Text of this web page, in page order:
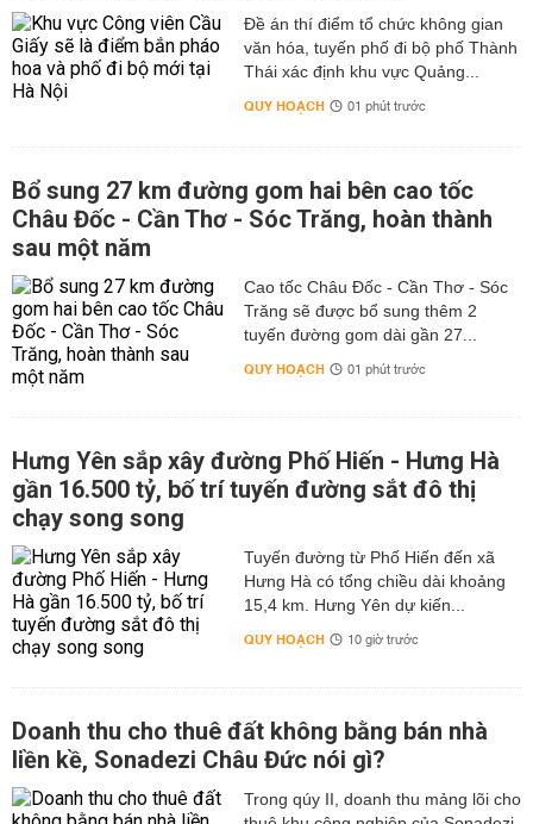
Đề án thí điểm tổ chức không gian
văn hóa, tuyến phố đi bộ phố Thành
Thái xác định khu vực Quảng...
QUY HOẠCH 01 phút trước
Bổ sung 27 km đường gom hai bên cao tốc
Châu Đốc - Cần Thơ - Sóc Trăng, hoàn thành
sau một năm
Cao tốc Châu Đốc - Cần Thơ - Sóc
Trăng sẽ được bổ sung thêm 2
tuyến đường gom dài gần 27...
QUY HOẠCH 01 phút trước
Hưng Yên sắp xây đường Phố Hiến - Hưng Hà
gần 16.500 tỷ, bố trí tuyến đường sắt đô thị
chạy song song
Tuyến đường từ Phố Hiến đến xã
Hưng Hà có tổng chiều dài khoảng
15,4 km. Hưng Yên dự kiến...
QUY HOẠCH 10 giờ trước
Doanh thu cho thuê đất không bằng bán nhà
liền kề, Sonadezi Châu Đức nói gì?
Trong qúy II, doanh thu mảng lõi cho